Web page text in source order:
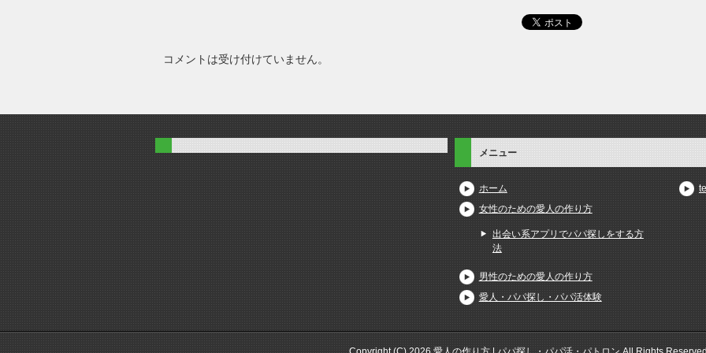
コメントは受け付けていません。
メニュー
ホーム
女性のための愛人の作り方
出会い系アプリでパパ探しをする方
法
男性のための愛人の作り方
愛人・パパ探し・パパ活体験